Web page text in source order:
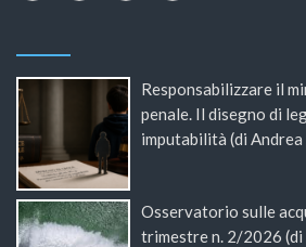
Responsabilizzare il
penale. Il disegno di
imputabilità (di Andrea
Osservatorio sulle
trimestre n. 2/2026 (di